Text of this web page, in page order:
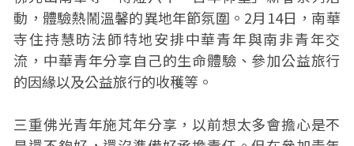
動，體驗熱鬧溫馨的異地年節氛圍。2月14日，南華
寺住持慧昉法師特地安排中華青年與南非青年交
流，中華青年分享自己的生命體驗、參加公益旅行
的因緣以及公益旅行的收穫等。
三重佛光青年施芃年分享，以前想太多會擔心是不